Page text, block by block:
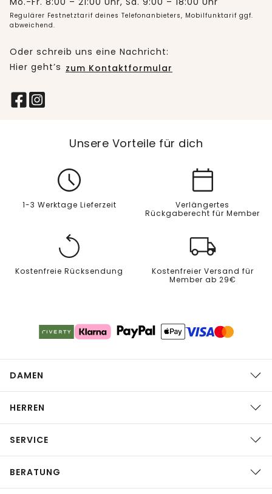
Regulärer Festnetztarif deines Telefonanbieters, Mobilfunktarif ggf.
abweichend.
Oder schreib uns eine Nachricht:
Hier geht’s zum Kontaktformular
Unsere Vorteile für dich
1-3 Werktage Lieferzeit
Verlängertes
Rückgaberecht für Member
Kostenfreie Rücksendung
Kostenfreier Versand für
Member ab 29€
DAMEN
HERREN
SERVICE
BERATUNG